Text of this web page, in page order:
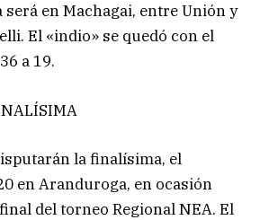
en Machagai, entre Unión y
El «indio» se quedó con el
a 19.
la finalísima, el
en Aranduroga, en ocasión
del torneo Regional NEA. El